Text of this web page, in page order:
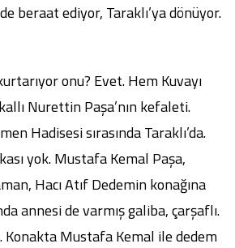
beraat ediyor, Taraklı’ya dönüyor.
onu? Evet. Hem Kuvayı
Nurettin Paşa’nın kefaleti.
Hadisesi sırasında Taraklı’da.
yok. Mustafa Kemal Paşa,
Hacı Atıf Dedemin konağına
annesi de varmış galiba, çarşaflı.
Konakta Mustafa Kemal ile dedem